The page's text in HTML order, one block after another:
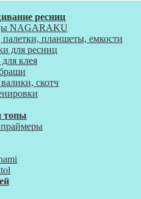
ресниц
NAGARAKU
планшеты, емкости
для ресниц
клея
скотч
топы